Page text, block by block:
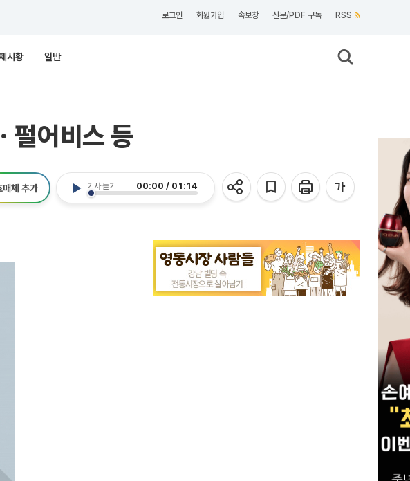
로그인 회원가입 속보창 신문/PDF 구독 RSS
시황 일반
펄어비스 등
기사 듣기 00:00 / 01:14
매체 추가